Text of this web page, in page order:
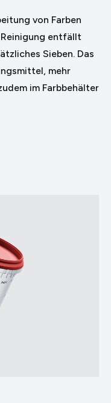
von Farben
entfällt
Sieben. Das
mehr
im Farbbehälter